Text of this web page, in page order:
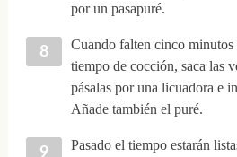
por un pasapuré.
Cuando falten cinco minutos
tiempo de cocción, saca las
pásalas por una licuadora e
Añade también el puré.
Pasado el tiempo estarán